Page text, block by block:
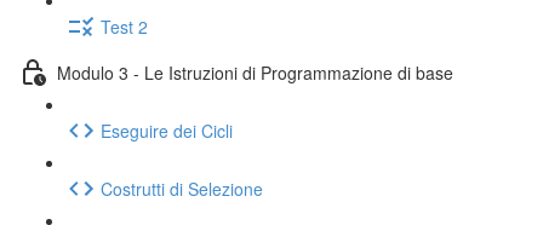
Test 2
Modulo 3 - Le Istruzioni di Programmazione di base
Eseguire dei Cicli
Costrutti di Selezione